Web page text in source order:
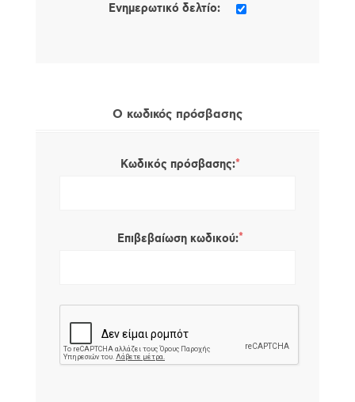
Ενημερωτικό δελτίο:
Ο κωδικός πρόσβασης
Κωδικός πρόσβασης:*
Επιβεβαίωση κωδικού:*